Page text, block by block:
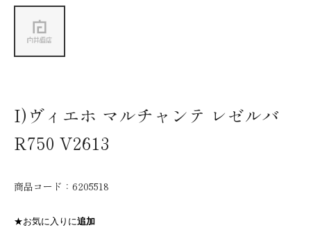
I)ヴィエホ マルチャンテ レゼルバ
R750 V2613
商品コード： 6205518
★お気に入りに追加